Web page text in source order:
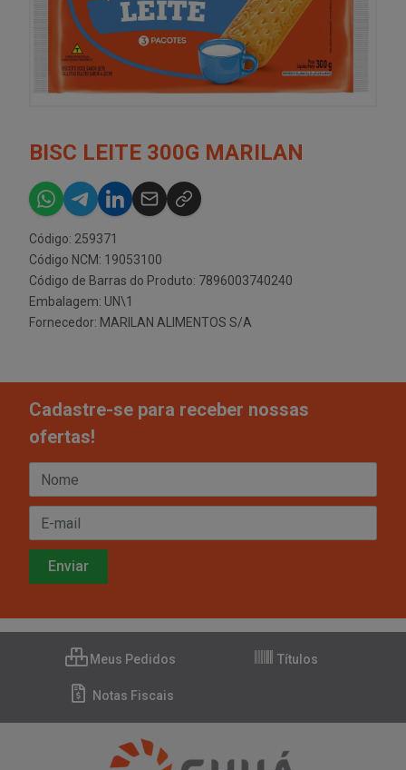
BISC LEITE 300G MARILAN
Código: 259371
Código NCM: 19053100
Código de Barras do Produto: 7896003740240
Embalagem: UN\1
Fornecedor: MARILAN ALIMENTOS S/A
Cadastre-se para receber nossas
ofertas!
Meus Pedidos Títulos
Notas Fiscais